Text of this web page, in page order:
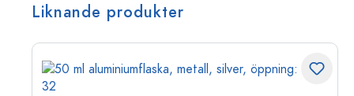
Liknande produkter